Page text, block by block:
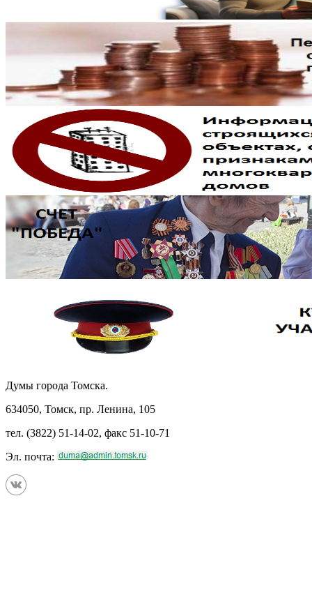
Думы города Томска.
634050, Томск, пр. Ленина, 105
тел. (3822) 51-14-02, факс 51-10-71
Эл. почта: